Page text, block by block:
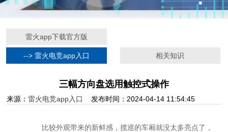
雷火app下载官方版
--> 雷火电竞app入口 相关知识
三幅方向盘选用触控式操作
来源：雷火电竞app入口 发布时间：2024-04-14 11:54:45
比较外观带来的新鲜感，揽巡的车厢就没太多亮点了，